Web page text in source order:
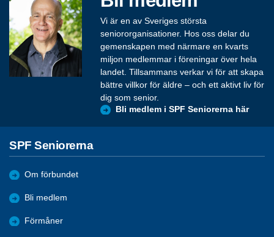
Vi är en av Sveriges största
seniororganisationer. Hos oss delar du
gemenskapen med närmare en kvarts
miljon medlemmar i föreningar över hela
landet. Tillsammans verkar vi för att skapa
bättre villkor för äldre – och ett aktivt liv för
dig som senior.
Bli medlem i SPF Seniorerna här
SPF Seniorerna
Om förbundet
Bli medlem
Förmåner